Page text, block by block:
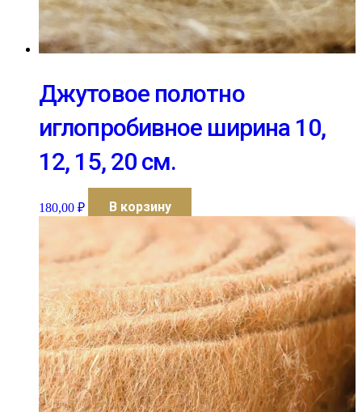
Джутовое полотно
иглопробивное ширина 10,
12, 15, 20 см.
180,00 ₽ В корзину